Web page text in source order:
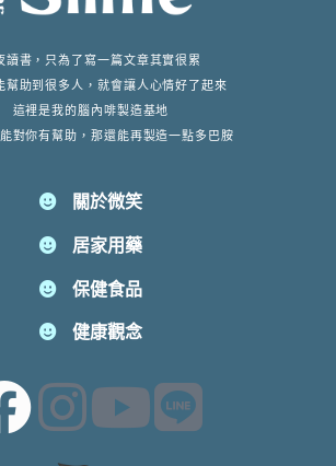
讀書，只為了寫一篇文章其實很累
幫助到很多人，就會讓人心情好了起來
這裡是我的腦內啡製造基地
對你有幫助，那還能再製造一點多巴胺
關於微笑
居家用藥
保健食品
健康觀念